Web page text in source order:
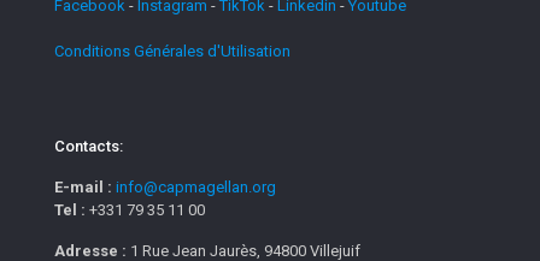
Facebook - Instagram -TikTok - Linkedin - Youtube
Conditions Générales d'Utilisation
Contacts:
E-mail : info@capmagellan.org
Tel : +331 79 35 11 00
Adresse : 1 Rue Jean Jaurès, 94800 Villejuif